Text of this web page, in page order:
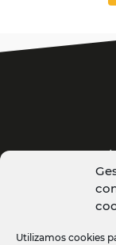
Utilizamos cookies